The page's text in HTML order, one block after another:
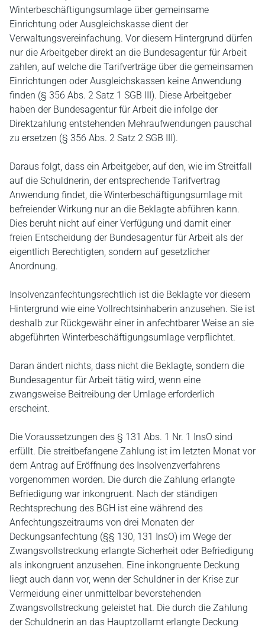
Winterbeschäftigungsumlage über gemeinsame
Einrichtung oder Ausgleichskasse dient der
Verwaltungsvereinfachung. Vor diesem Hintergrund dürfen
nur die Arbeitgeber direkt an die Bundesagentur für Arbeit
zahlen, auf welche die Tarifverträge über die gemeinsamen
Einrichtungen oder Ausgleichskassen keine Anwendung
finden (§ 356 Abs. 2 Satz 1 SGB III). Diese Arbeitgeber
haben der Bundesagentur für Arbeit die infolge der
Direktzahlung entstehenden Mehraufwendungen pauschal
zu ersetzen (§ 356 Abs. 2 Satz 2 SGB III).
Daraus folgt, dass ein Arbeitgeber, auf den, wie im Streitfall
auf die Schuldnerin, der entsprechende Tarifvertrag
Anwendung findet, die Winterbeschäftigungsumlage mit
befreiender Wirkung nur an die Beklagte abführen kann.
Dies beruht nicht auf einer Verfügung und damit einer
freien Entscheidung der Bundesagentur für Arbeit als der
eigentlich Berechtigten, sondern auf gesetzlicher
Anordnung.
Insolvenzanfechtungsrechtlich ist die Beklagte vor diesem
Hintergrund wie eine Vollrechtsinhaberin anzusehen. Sie ist
deshalb zur Rückgewähr einer in anfechtbarer Weise an sie
abgeführten Winterbeschäftigungsumlage verpflichtet.
Daran ändert nichts, dass nicht die Beklagte, sondern die
Bundesagentur für Arbeit tätig wird, wenn eine
zwangsweise Beitreibung der Umlage erforderlich
erscheint.
Die Voraussetzungen des § 131 Abs. 1 Nr. 1 InsO sind
erfüllt. Die streitbefangene Zahlung ist im letzten Monat vor
dem Antrag auf Eröffnung des Insolvenzverfahrens
vorgenommen worden. Die durch die Zahlung erlangte
Befriedigung war inkongruent. Nach der ständigen
Rechtsprechung des BGH ist eine während des
Anfechtungszeitraums von drei Monaten der
Deckungsanfechtung (§§ 130, 131 InsO) im Wege der
Zwangsvollstreckung erlangte Sicherheit oder Befriedigung
als inkongruent anzusehen. Eine inkongruente Deckung
liegt auch dann vor, wenn der Schuldner in der Krise zur
Vermeidung einer unmittelbar bevorstehenden
Zwangsvollstreckung geleistet hat. Die durch die Zahlung
der Schuldnerin an das Hauptzollamt erlangte Deckung